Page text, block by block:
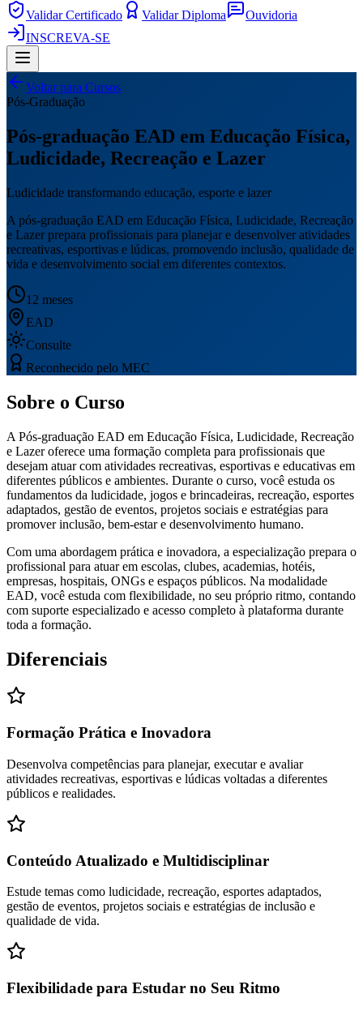
Validar Certificado
Validar Diploma
Ouvidoria
INSCREVA-SE
Voltar para Cursos
Pós-Graduação
Pós-graduação EAD em Educação Física,
Ludicidade, Recreação e Lazer
Ludicidade transformando educação, esporte e lazer
A pós-graduação EAD em Educação Física, Ludicidade, Recreação
e Lazer prepara profissionais para planejar e desenvolver atividades
recreativas, esportivas e lúdicas, promovendo inclusão, qualidade de
vida e desenvolvimento social em diferentes contextos.
12 meses
EAD
Consulte
Reconhecido pelo MEC
Sobre o Curso
A Pós-graduação EAD em Educação Física, Ludicidade, Recreação
e Lazer oferece uma formação completa para profissionais que
desejam atuar com atividades recreativas, esportivas e educativas em
diferentes públicos e ambientes. Durante o curso, você estuda os
fundamentos da ludicidade, jogos e brincadeiras, recreação, esportes
adaptados, gestão de eventos, projetos sociais e estratégias para
promover inclusão, bem-estar e desenvolvimento humano.
Com uma abordagem prática e inovadora, a especialização prepara o
profissional para atuar em escolas, clubes, academias, hotéis,
empresas, hospitais, ONGs e espaços públicos. Na modalidade
EAD, você estuda com flexibilidade, no seu próprio ritmo, contando
com suporte especializado e acesso completo à plataforma durante
toda a formação.
Diferenciais
Formação Prática e Inovadora
Desenvolva competências para planejar, executar e avaliar
atividades recreativas, esportivas e lúdicas voltadas a diferentes
públicos e realidades.
Conteúdo Atualizado e Multidisciplinar
Estude temas como ludicidade, recreação, esportes adaptados,
gestão de eventos, projetos sociais e estratégias de inclusão e
qualidade de vida.
Flexibilidade para Estudar no Seu Ritmo